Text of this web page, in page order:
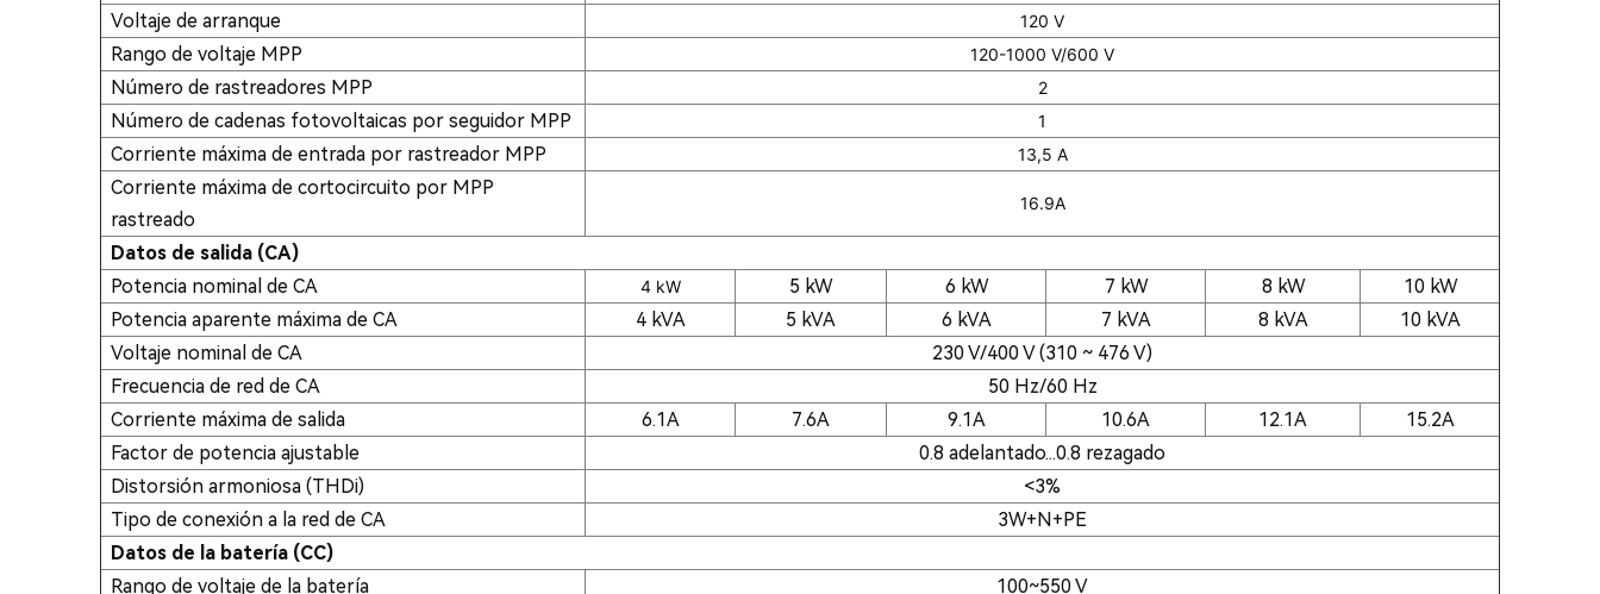
Voltaje de arranque 120 V
Rango de voltaje MPP 120-1000 V/600 V
Número de rastreadores MPP 2
Número de cadenas fotovoltaicas por seguidor MPP 1
Corriente máxima de entrada por rastreador MPP 13,5 A
Corriente máxima de cortocircuito por MPP
rastreado
16.9A
Datos de salida (CA)
Potencia nominal de CA
4 kW 5 kW 6 kW 7 kW 8 kW
10 kW
Potencia aparente máxima de CA
4 kVA 5 kVA 6 kVA 7 kVA 8 kVA
10 kVA
Voltaje nominal de CA
230 V/400 V (310 ~ 476 V)
Frecuencia de red de CA
50 Hz/60 Hz
Corriente máxima de salida
6.1A 7.6A 9.1A 10.6A 12.1A
15.2A
Factor de potencia ajustable
0.8 adelantado...0.8 rezagado
Distorsión armoniosa (THDi)
<3%
Tipo de conexión a la red de CA
3W+N+PE
Datos de la batería (CC)
Rango de voltaje de la batería
100~550 V